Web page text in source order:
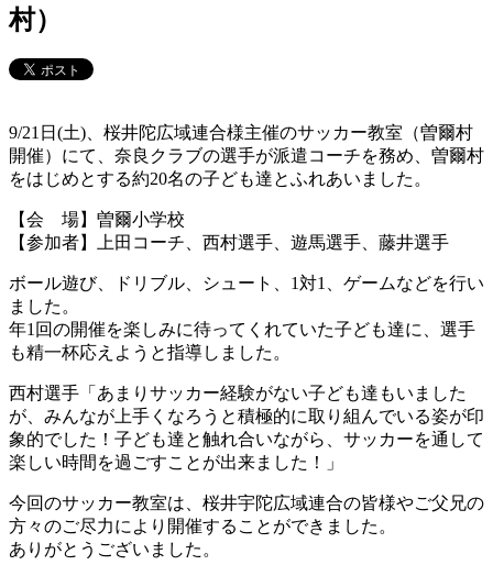
村）
9/21日(土)、桜井陀広域連合様主催のサッカー教室（曽爾村
開催）にて、奈良クラブの選手が派遣コーチを務め、曽爾村
をはじめとする約20名の子ども達とふれあいました。
【会 場】曽爾小学校
【参加者】上田コーチ、西村選手、遊馬選手、藤井選手
ボール遊び、ドリブル、シュート、1対1、ゲームなどを行い
ました。
年1回の開催を楽しみに待ってくれていた子ども達に、選手
も精一杯応えようと指導しました。
西村選手「あまりサッカー経験がない子ども達もいました
が、みんなが上手くなろうと積極的に取り組んでいる姿が印
象的でした！子ども達と触れ合いながら、サッカーを通して
楽しい時間を過ごすことが出来ました！」
今回のサッカー教室は、桜井宇陀広域連合の皆様やご父兄の
方々のご尽力により開催することができました。
ありがとうございました。